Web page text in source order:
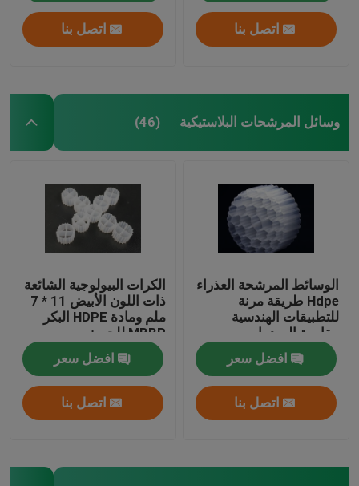
اتصل بنا اتصل بنا
وسائل المرشحات البلاستيكية (46)
الوسائط المرشحة العذراء
Hdpe طريقة مرنة
للتطبيقات الهندسية
مقاومة الصدمات
افضل سعر
اتصل بنا
الكرات البيولوجية الشائعة
ذات اللون الأبيض 11 * 7
ملم ومادة HDPE البكر
MBBR للحوض
افضل سعر
اتصل بنا